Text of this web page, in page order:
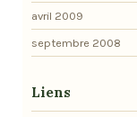
avril 2009
septembre 2008
Liens